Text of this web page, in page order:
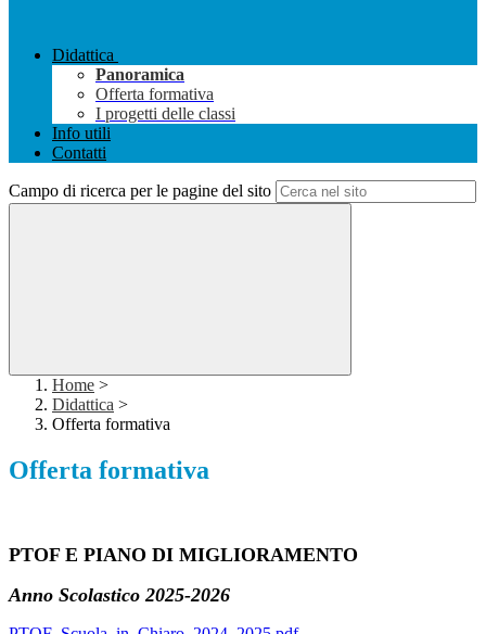
Didattica
Panoramica
Offerta formativa
I progetti delle classi
Info utili
Contatti
Campo di ricerca per le pagine del sito
Home >
Didattica >
Offerta formativa
Offerta formativa
PTOF E PIANO DI MIGLIORAMENTO
Anno Scolastico 2025-2026